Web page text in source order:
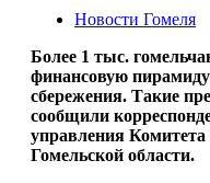
Новости Гомеля
Более 1 тыс.
финансовую
сбережения. Такие
сообщили
управления Комитета
Гомельской области.